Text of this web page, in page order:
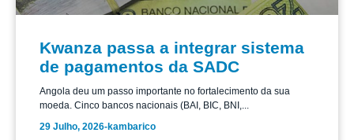
Kwanza passa a integrar sistema
de pagamentos da SADC
Angola deu um passo importante no fortalecimento da sua
moeda. Cinco bancos nacionais (BAI, BIC, BNI,...
29 Julho, 2026-kambarico